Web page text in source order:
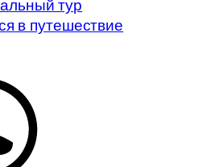
тур
в путешествие